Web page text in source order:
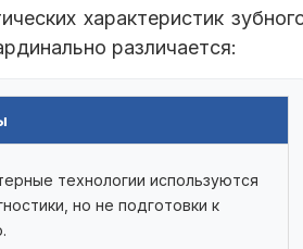
характеристик
различается:
технологии используются
но не подготовки к